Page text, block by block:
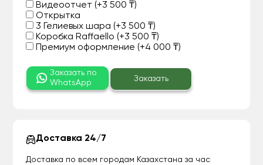
Видеоотчет (+3 500 ₸)
Открытка
3 Гелиевых шара (+3 500 ₸)
Коробка Raffaello (+3 500 ₸)
Премиум оформление (+4 000 ₸)
Заказать по
WhatsApp
Заказать
Доставка 24/7
Доставка по всем городам Казахстана за час